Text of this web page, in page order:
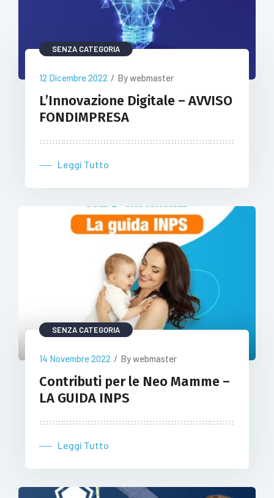
SENZA CATEGORIA
12 Dicembre 2022 / By webmaster
L’Innovazione Digitale – AVVISO
FONDIMPRESA
Leggi Tutto
SENZA CATEGORIA
14 Novembre 2022 / By webmaster
Contributi per le Neo Mamme –
LA GUIDA INPS
Leggi Tutto